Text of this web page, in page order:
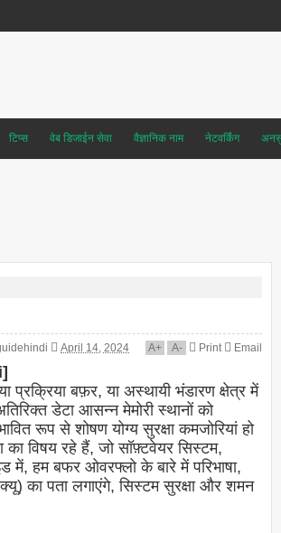
टिप्स वेब डिजाईन सेवा वैज्ञानिक नाम नेटवर्किंग
April 14, 2024 A+ A- Print Email
प्रक्रिया बफ़र, या अस्थायी भंडारण क्षेत्र में
डेटा आसन्न मेमोरी स्थानों को
रूप से शोषण योग्य सुरक्षा कमजोरियां हो
विषय रहे हैं, जो सॉफ़्टवेयर सिस्टम,
में, हम बफर ओवरफ्लो के बारे में परिभाषा,
का पता लगाएंगे, सिस्टम सुरक्षा और शमन